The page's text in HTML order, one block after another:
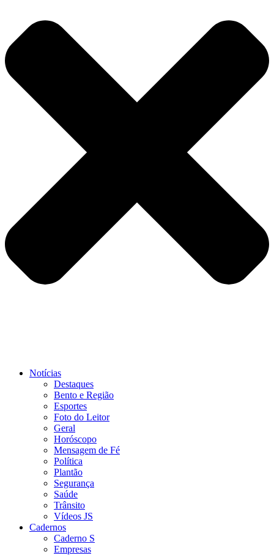
Notícias
Destaques
Bento e Região
Esportes
Foto do Leitor
Geral
Horóscopo
Mensagem de Fé
Política
Plantão
Segurança
Saúde
Trânsito
Vídeos JS
Cadernos
Caderno S
Empresas